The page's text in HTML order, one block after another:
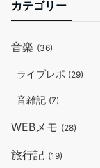
カテゴリー
音楽 (36)
ライブレポ (29)
音雑記 (7)
WEBメモ (28)
旅行記 (19)